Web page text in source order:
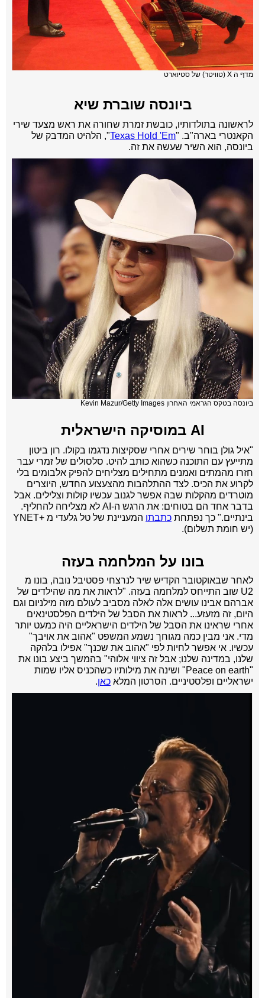
מדף ה X (טוויטר) של סטיוארט
ביונסה שוברת שיא
לראשונה בתולדותיו, כובשת זמרת שחורה את ראש מצעד שירי
הקאנטרי בארה"ב. "Texas Hold 'Em", הלהיט המדבק של
ביונסה, הוא השיר שעשה את זה.
ביונסה בטקס הגראמי האחרון Kevin Mazur/Getty Images
AI במוסיקה הישראלית
"איל גולן בוחר שירים אחרי שסקיצות נדגמו בקולו. רון ביטון
מתייעץ עם התוכנה כשהוא כותב להיט. סלסולים של זמרי עבר
חזרו מהמתים ואמנים מתחילים מצליחים להפיק אלבומים בלי
לקרוע את הכיס. לצד ההתלהבות מהצעצוע החדש, היוצרים
מוטרדים מהקלות שבה אפשר לגנוב עכשיו קולות וצלילים. אבל
בדבר אחד הם בטוחים: את הרגש ה-AI לא מצליחה להחליף.
בינתיים." כך נפתחת כתבתו
המעניינת של טל גלעדי מ +YNET
(יש חומת תשלום).
בונו על המלחמה בעזה
לאחר שבאוקטובר הקדיש שיר לנרצחי פסטיבל נובה, בונו מ
U2 שוב התייחס למלחמה בעזה. "לראות את מה שהילדים של
אברהם אבינו עושים אלה לאלה מסביב לעולם מזה מילניום וגם
היום, זה מזעזע... לראות את הסבל של הילדים הפלסטינאים
אחרי שראינו את הסבל של הילדים הישראליים היה כמעט יותר
מדי. אני מבין כמה מגוחך נשמע המשפט "אהוב את אויבך"
עכשיו. אי אפשר לחיות לפי "אהוב את שכנך" אפילו בלהקה
שלנו, במדינה שלנו; אבל זה ציווי אלוהי" בהמשך ביצע בונו את
"Peace on earth" ושינה את מילותיו כשהכניס אליו שמות
ישראליים ופלסטיניים. הסרטון המלא כאן.